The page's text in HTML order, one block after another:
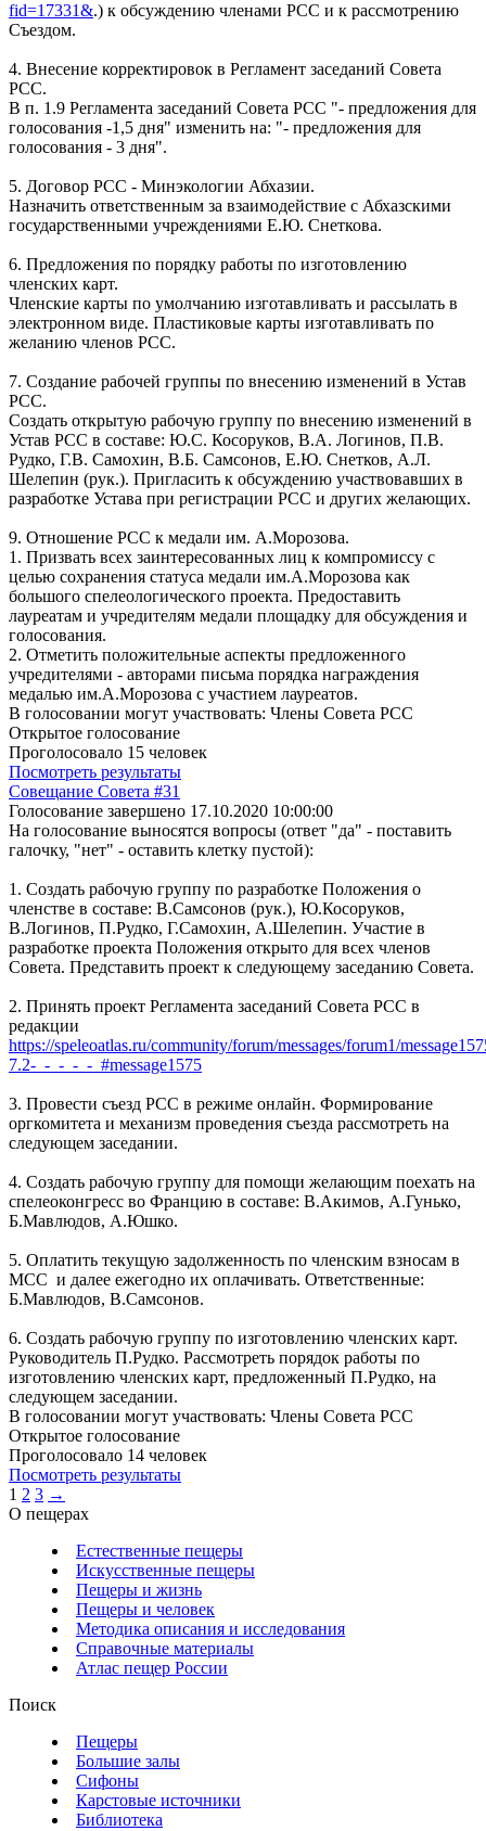
fid=17331&.) к обсуждению членами РСС и к рассмотрению
Съездом.
4. Внесение корректировок в Регламент заседаний Совета
РСС.
В п. 1.9 Регламента заседаний Совета РСС "- предложения для
голосования -1,5 дня" изменить на: "- предложения для
голосования - 3 дня".
5. Договор РСС - Минэкологии Абхазии.
Назначить ответственным за взаимодействие с Абхазскими
государственными учреждениями Е.Ю. Снеткова.
6. Предложения по порядку работы по изготовлению
членских карт.
Членские карты по умолчанию изготавливать и рассылать в
электронном виде. Пластиковые карты изготавливать по
желанию членов РСС.
7. Создание рабочей группы по внесению изменений в Устав
РСС.
Создать открытую рабочую группу по внесению изменений в
Устав РСС в составе: Ю.С. Косоруков, В.А. Логинов, П.В.
Рудко, Г.В. Самохин, В.Б. Самсонов, Е.Ю. Снетков, А.Л.
Шелепин (рук.). Пригласить к обсуждению участвовавших в
разработке Устава при регистрации РСС и других желающих.
9. Отношение РСС к медали им. А.Морозова.
1. Призвать всех заинтересованных лиц к компромиссу с
целью сохранения статуса медали им.А.Морозова как
большого спелеологического проекта. Предоставить
лауреатам и учредителям медали площадку для обсуждения и
голосования.
2. Отметить положительные аспекты предложенного
учредителями - авторами письма порядка награждения
медалью им.А.Морозова с участием лауреатов.
В голосовании могут участвовать: Члены Совета РСС
Открытое голосование
Проголосовало 15 человек
Посмотреть результаты
Совещание Совета #31
Голосование завершено 17.10.2020 10:00:00
На голосование выносятся вопросы (ответ "да" - поставить
галочку, "нет" - оставить клетку пустой):
1. Создать рабочую группу по разработке Положения о
членстве в составе: В.Самсонов (рук.), Ю.Косоруков,
В.Логинов, П.Рудко, Г.Самохин, А.Шелепин. Участие в
разработке проекта Положения открыто для всех членов
Совета. Представить проект к следующему заседанию Совета.
2. Принять проект Регламента заседаний Совета РСС в
редакции
https://speleoatlas.ru/community/forum/messages/forum1/
7.2-_-_-_-_-_#message1575
3. Провести съезд РСС в режиме онлайн. Формирование
оргкомитета и механизм проведения съезда рассмотреть на
следующем заседании.
4. Создать рабочую группу для помощи желающим поехать на
спелеоконгресс во Францию в составе: В.Акимов, А.Гунько,
Б.Мавлюдов, А.Юшко.
5. Оплатить текущую задолженность по членским взносам в
МСС и далее ежегодно их оплачивать. Ответственные:
Б.Мавлюдов, В.Самсонов.
6. Создать рабочую группу по изготовлению членских карт.
Руководитель П.Рудко. Рассмотреть порядок работы по
изготовлению членских карт, предложенный П.Рудко, на
следующем заседании.
В голосовании могут участвовать: Члены Совета РСС
Открытое голосование
Проголосовало 14 человек
Посмотреть результаты
1 2 3 →
О пещерах
Естественные пещеры
Искусственные пещеры
Пещеры и жизнь
Пещеры и человек
Методика описания и исследования
Справочные материалы
Атлас пещер России
Поиск
Пещеры
Большие залы
Сифоны
Карстовые источники
Библиотека